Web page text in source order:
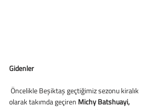
Gidenler
olarak takımda geçiren Michy Batshuayi,